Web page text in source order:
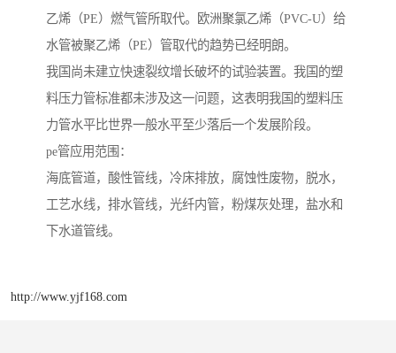
乙烯（PE）燃气管所取代。欧洲聚氯乙烯（PVC-U）给
水管被聚乙烯（PE）管取代的趋势已经明朗。
我国尚未建立快速裂纹增长破坏的试验装置。我国的塑
料压力管标准都未涉及这一问题，这表明我国的塑料压
力管水平比世界一般水平至少落后一个发展阶段。
pe管应用范围：
海底管道，酸性管线，冷床排放，腐蚀性废物，脱水，
工艺水线，排水管线，光纤内管，粉煤灰处理，盐水和
下水道管线。
http://www.yjf168.com